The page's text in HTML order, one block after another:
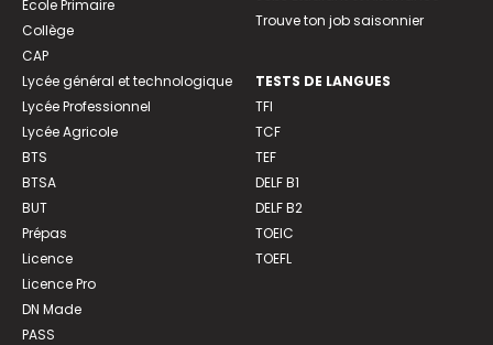
Ecole Primaire
Collège
CAP
Lycée général et technologique
Lycée Professionnel
Lycée Agricole
BTS
BTSA
BUT
Prépas
Licence
Licence Pro
DN Made
PASS
Trouve ton job saisonnier
TESTS DE LANGUES
TFI
TCF
TEF
DELF B1
DELF B2
TOEIC
TOEFL